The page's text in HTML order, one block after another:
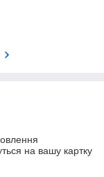
на вашу картку